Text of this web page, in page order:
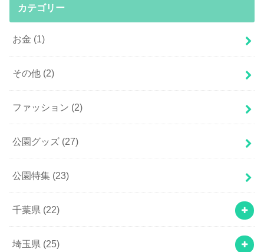
カテゴリー
お金 (1)
その他 (2)
ファッション (2)
公園グッズ (27)
公園特集 (23)
千葉県 (22)
埼玉県 (25)